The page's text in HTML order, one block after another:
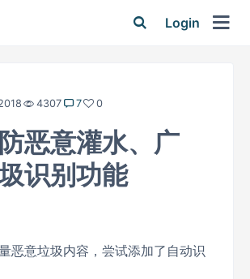
Login
4307 7 0
恶意灌水、广
识别功能
恶意垃圾内容，尝试添加了自动识